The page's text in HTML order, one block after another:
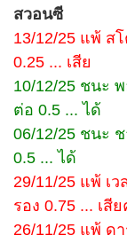
สวอนซี
13/12/25 แพ้ ส
0.25 ... เสีย
10/12/25 ชนะ
ต่อ 0.5 ... ได้
06/12/25 ชนะ
0.5 ... ได้
29/11/25 แพ้ เ
รอง 0.75 ... เสีย
26/11/25 แพ้ ด